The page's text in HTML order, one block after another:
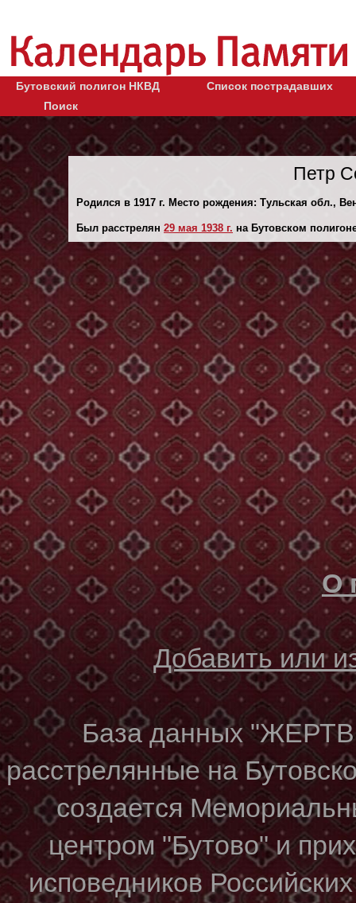
Бутовский полигон НКВД
Список пострадавших
Поиск
Петр
Родился в 1917 г. Место рождения: Тульская обл.,
Был расстрелян 29 мая 1938 г. на Бутовском
О
Добавить или
База данных
расстрелянные на
создается
центром "Бутово" и
исповедников